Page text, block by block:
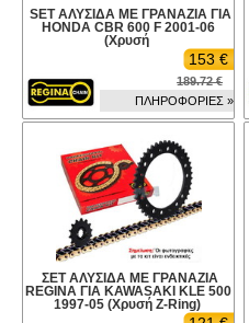
SET ΑΛΥΣΙΔΑ ΜΕ ΓΡΑΝΑΖΙΑ ΓΙΑ
HONDA CBR 600 F 2001-06
(Χρυσή
153 €
189.72 €
ΠΛΗΡΟΦΟΡΙΕΣ »
ΣΕΤ ΑΛΥΣΙΔΑ ΜΕ ΓΡΑΝΑΖΙΑ
REGINA ΓΙΑ KAWASAKI KLE 500
1997-05 (Χρυσή Z-Ring)